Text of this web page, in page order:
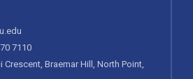
7110
Crescent, Braemar Hill, North Point,